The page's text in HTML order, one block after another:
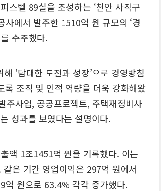
스텔 89실을 조성하는 ‘천안 사직구
에서 발주한 1510억 원 규모의 ‘경
수주했다.
‘담대한 도전과 성장’으로 경영방침
조직 및 인적 역량을 더욱 강화해왔
주사업, 공공프로젝트, 주택재정비사
성과를 보였다는 설명이다.
액 1조1451억 원을 기록했다. 이는
은 기간 영업이익은 297억 원에서
억 원으로 63.4% 각각 증가했다.